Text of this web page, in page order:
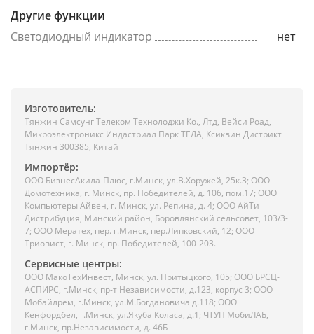
Другие функции
Светодиодный индикатор
нет
Изготовитель:
Тянжин Самсунг Телеком Технолоджи Ко., Лтд, Вейси Роад,
Микроэлектроникс Индастриал Парк ТЕДА, Ксиквин Дистрикт
Тянжин 300385, Китай
Импортёр:
ООО БизнесАкила-Плюc, г.Минск, ул.В.Хоружей, 25к.3; ООО
Домотехника, г. Минск, пр. Победителей, д. 106, пом.17; ООО
Компьютеры Айвен, г. Минск, ул. Репина, д. 4; ООО АйТи
Дистрибуция, Минский район, Боровлянский сельсовет, 103/3-
7; ООО Мератех, пер. г.Минск, пер.Липковский, 12; ООО
Триовист, г. Минск, пр. Победителей, 100-203.
Сервисные центры:
ООО МакоТехИнвест, Минск, ул. Притыцкого, 105; ООО БРСЦ-
АСПИРС, г.Минск, пр-т Независимости, д.123, корпус 3; ООО
Мобайлрем, г.Минск, ул.М.Богдановича д.118; ООО
Кенфордбел, г.Минск, ул.Якуба Коласа, д.1; ЧТУП МобиЛАБ,
г.Минск, пр.Независимости, д. 46Б